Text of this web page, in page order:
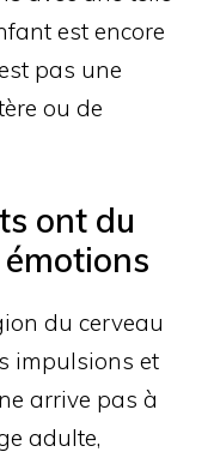
est encore
pas une
ou de
ont du
du cerveau
impulsions et
arrive pas à
adulte,